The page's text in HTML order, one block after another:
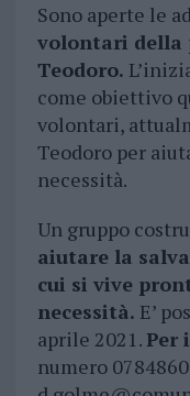
Sono aperte le
volontari della
Teodoro.
come obiettivo
volontari,
Teodoro per
necessità.
Un gruppo
aiutare la
cui si vive
necessità. E’
aprile 2021.Per
numero